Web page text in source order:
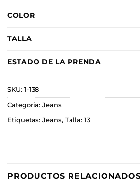
COLOR
TALLA
ESTADO DE LA PRENDA
SKU: 1-138
Categoría: Jeans
Etiquetas: Jeans, Talla: 13
PRODUCTOS RELACIONADOS